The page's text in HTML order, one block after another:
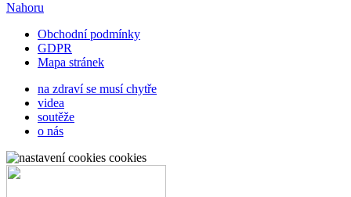
Nahoru
Obchodní podmínky
GDPR
Mapa stránek
na zdraví se musí chytře
videa
soutěže
o nás
cookies